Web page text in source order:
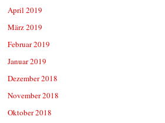
April 2019
März 2019
Februar 2019
Januar 2019
Dezember 2018
November 2018
Oktober 2018